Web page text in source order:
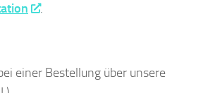
.
einer Bestellung über unsere